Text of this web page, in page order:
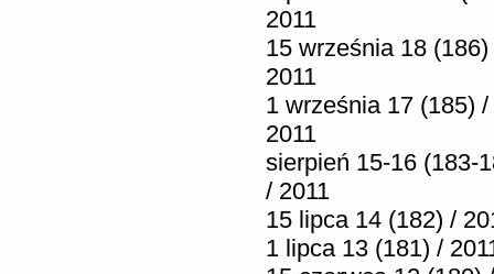
2011
15 września 18 (186)
2011
1 września 17 (185) /
2011
sierpień 15-16 (183-
/ 2011
15 lipca 14 (182) /
1 lipca 13 (181) /